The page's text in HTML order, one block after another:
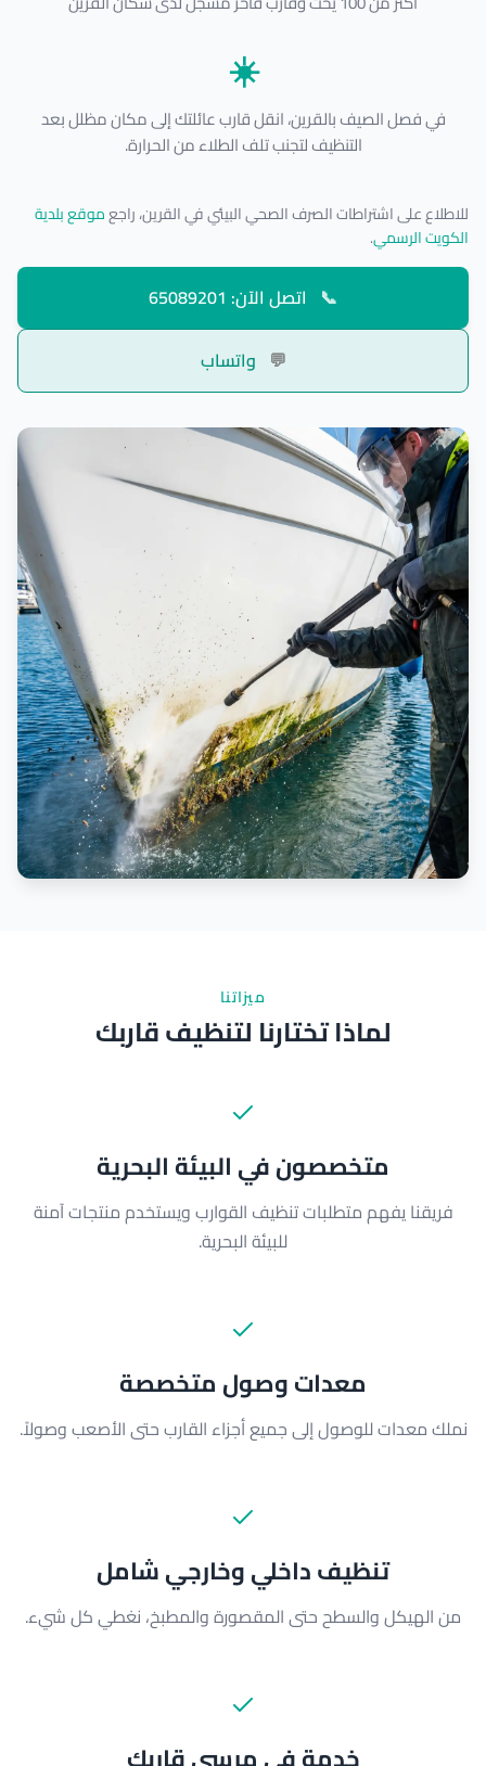
☀️
في فصل الصيف بالقرين، انقل قارب عائلتك إلى مكان مظلل بعد
التنظيف لتجنب تلف الطلاء من الحرارة.
للاطلاع على اشتراطات الصرف الصحي البيئي في القرين، راجعموقع بلدية
الكويت الرسمي.
📞 اتصل الآن: 65089201
💬 واتساب
ميزاتنا
لماذا تختارنا لتنظيف قاربك
متخصصون في البيئة البحرية
فريقنا يفهم متطلبات تنظيف القوارب ويستخدم منتجات آمنة
للبيئة البحرية.
معدات وصول متخصصة
نملك معدات للوصول إلى جميع أجزاء القارب حتى الأصعب وصولاً.
تنظيف داخلي وخارجي شامل
من الهيكل والسطح حتى المقصورة والمطبخ، نغطي كل شيء.